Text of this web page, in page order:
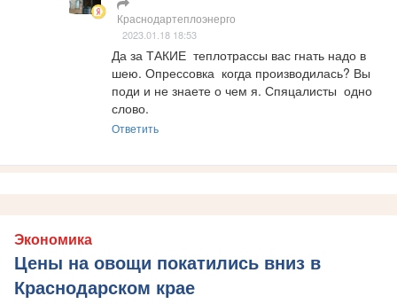
Краснодартеплоэнерго
2023.01.18 18:53
Да за ТАКИЕ  теплотрассы вас гнать надо в
шею. Опрессовка  когда производилась? Вы
поди и не знаете о чем я. Спяцалисты  одно
слово.
Ответить
Экономика
Цены на овощи покатились вниз в
Краснодарском крае